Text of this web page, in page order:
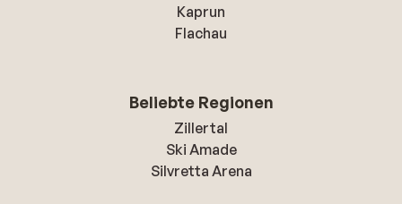
Kaprun
Flachau
Beliebte Regionen
Zillertal
Ski Amade
Silvretta Arena